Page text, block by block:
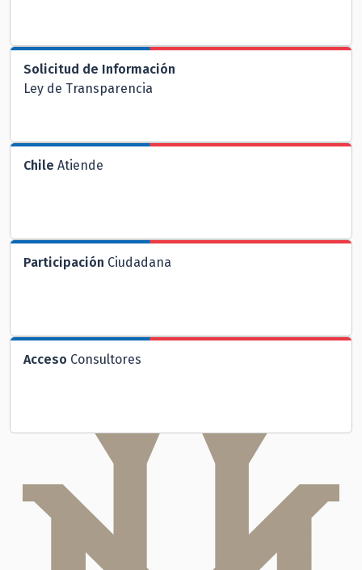
Solicitud de Información
Ley de Transparencia
Chile Atiende
Participación Ciudadana
Acceso Consultores